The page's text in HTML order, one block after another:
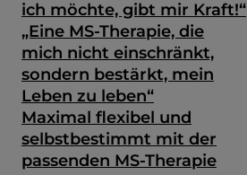
ich möchte, gibt mir Kraft!“
„Eine MS-Therapie, die
mich nicht einschränkt,
sondern bestärkt, mein
Leben zu leben“
Maximal flexibel und
selbstbestimmt mit der
passenden MS-Therapie